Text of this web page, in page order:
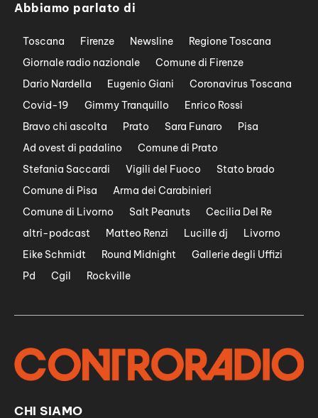
Abbiamo parlato di
Toscana Firenze Newsline
Regione Toscana
Giornale radio nazionale
Comune di Firenze
Dario Nardella
Eugenio Giani
Coronavirus Toscana
Covid-19
Gimmy Tranquillo
Enrico Rossi
Bravo chi ascolta
Prato Sara Funaro
Pisa
Ad ovest di padalino
Comune di Prato
Stefania Saccardi
Vigili del Fuoco
Stato brado
Comune di Pisa
Arma dei Carabinieri
Comune di Livorno
Salt Peanuts
Cecilia Del Re
altri-podcast
Matteo Renzi Lucille dj
Livorno
Eike Schmidt
Round Midnight
Gallerie degli Uffizi
Pd
Cgil Rockville
CHI SIAMO